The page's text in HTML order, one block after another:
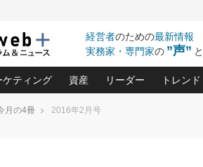
経営者のための最新情報
実務家・専門家の ”声” と
ケティング 資産 リーダー トレンド
月の4冊 2016年2月号